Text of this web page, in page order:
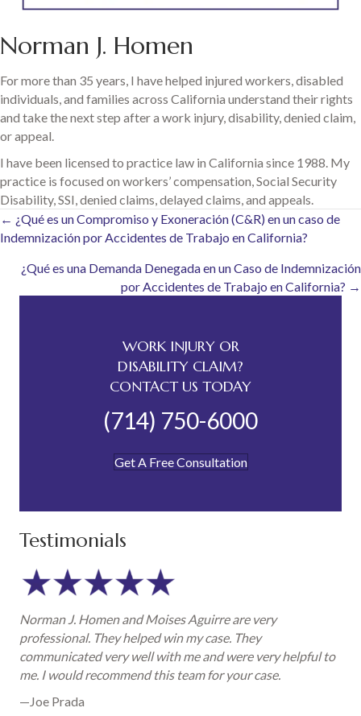
Norman J. Homen
For more than 35 years, I have helped injured workers, disabled
individuals, and families across California understand their rights
and take the next step after a work injury, disability, denied claim,
or appeal.
I have been licensed to practice law in California since 1988. My
practice is focused on workers’ compensation, Social Security
Disability, SSI, denied claims, delayed claims, and appeals.
Posts
navigation
← ¿Qué es un Compromiso y Exoneración (C&R) en un caso de
Indemnización por Accidentes de Trabajo en California?
¿Qué es una Demanda Denegada en un Caso de Indemnización
por Accidentes de Trabajo en California? →
WORK INJURY OR
DISABILITY CLAIM?
CONTACT US TODAY
(714) 750-6000
Get A Free Consultation
Testimonials
Norman J. Homen and Moises Aguirre are very
professional. They helped win my case. They
communicated very well with me and were very helpful to
me. I would recommend this team for your case.
—Joe Prada